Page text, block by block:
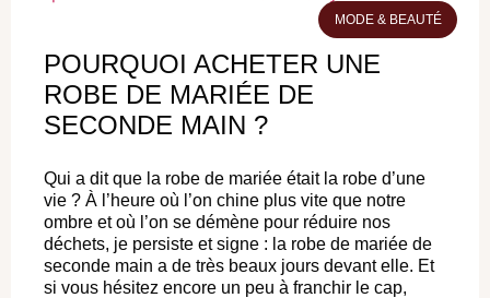
MODE & BEAUTÉ
POURQUOI ACHETER UNE
ROBE DE MARIÉE DE
SECONDE MAIN ?
Qui a dit que la robe de mariée était la robe d’une
vie ? À l’heure où l’on chine plus vite que notre
ombre et où l’on se démène pour réduire nos
déchets, je persiste et signe : la robe de mariée de
seconde main a de très beaux jours devant elle. Et
si vous hésitez encore un peu à franchir le cap,